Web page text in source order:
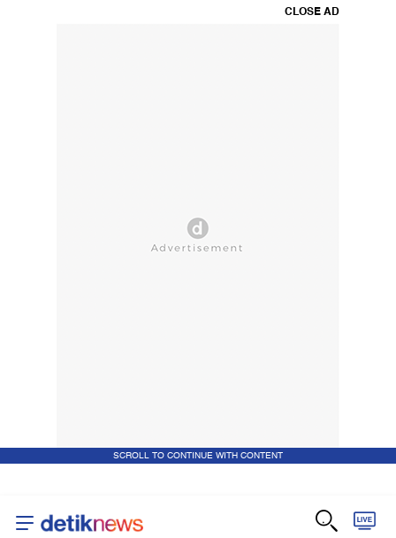
CLOSE AD
SCROLL TO CONTINUE WITH CONTENT